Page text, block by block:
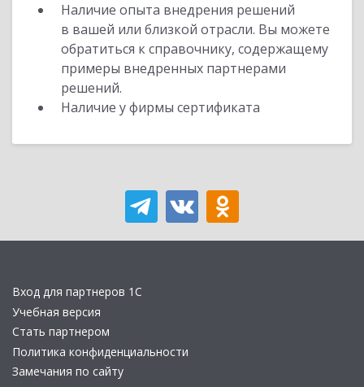
Наличие опыта внедрения решений
в вашей или близкой отрасли. Вы можете
обратиться к справочнику, содержащему
примеры внедренных партнерами
решений.
Наличие у фирмы сертификата
Вход для партнеров 1С
Учебная версия
Стать партнером
Политика конфиденциальности
Замечания по сайту